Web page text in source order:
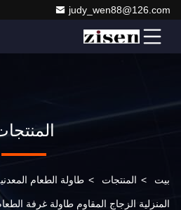
judy_wen88@126.com
بيت > المنتجات > طاولة الطعام
المنزلية الزجاج المقاوم طاولة غرفة